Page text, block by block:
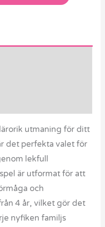
utmaning för ditt
det perfekta valet för
lekfull
är utformat för att
och
4 år, vilket gör det
nyfiken familjs